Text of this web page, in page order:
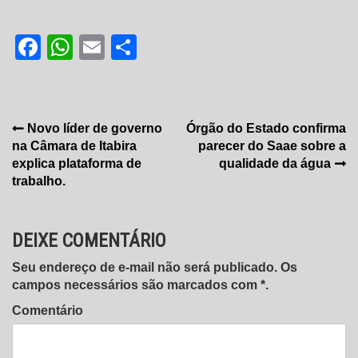
Facebook
WhatsApp
Email
Navegação
de
Post
Novo líder de governo
na Câmara de Itabira
explica plataforma de
trabalho.
Órgão do Estado confirma
parecer do Saae sobre a
qualidade da água
DEIXE COMENTÁRIO
Seu endereço de e-mail não será publicado. Os
campos necessários são marcados com *.
Comentário